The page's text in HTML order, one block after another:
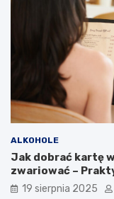
ALKOHOLE
Jak dobrać kartę
zwariować –
19 sierpnia 2025